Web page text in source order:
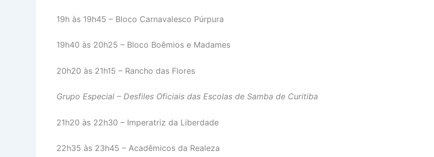
19h às 19h45 – Bloco Carnavalesco Púrpura
19h40 às 20h25 – Bloco Boêmios e Madames
20h20 às 21h15 – Rancho das Flores
Grupo Especial – Desfiles Oficiais das Escolas de Samba de Curitiba
21h20 às 22h30 – Imperatriz da Liberdade
22h35 às 23h45 – Acadêmicos da Realeza